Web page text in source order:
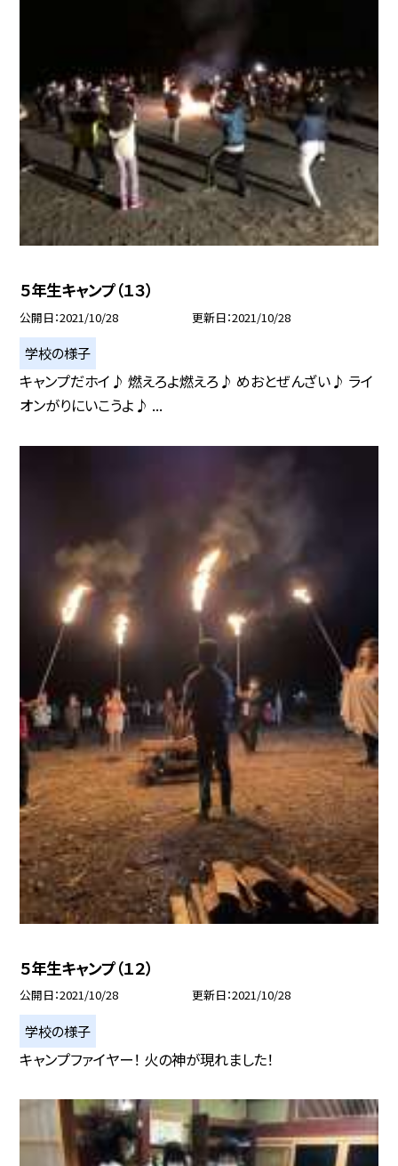
５年生キャンプ（１３）
公開日 2021/10/28 更新日 2021/10/28
学校の様子
キャンプだホイ♪ 燃えろよ燃えろ♪ めおとぜんざい♪ ライ
オンがりにいこうよ♪ ...
５年生キャンプ（１２）
公開日 2021/10/28 更新日 2021/10/28
学校の様子
キャンプファイヤー！ 火の神が現れました！